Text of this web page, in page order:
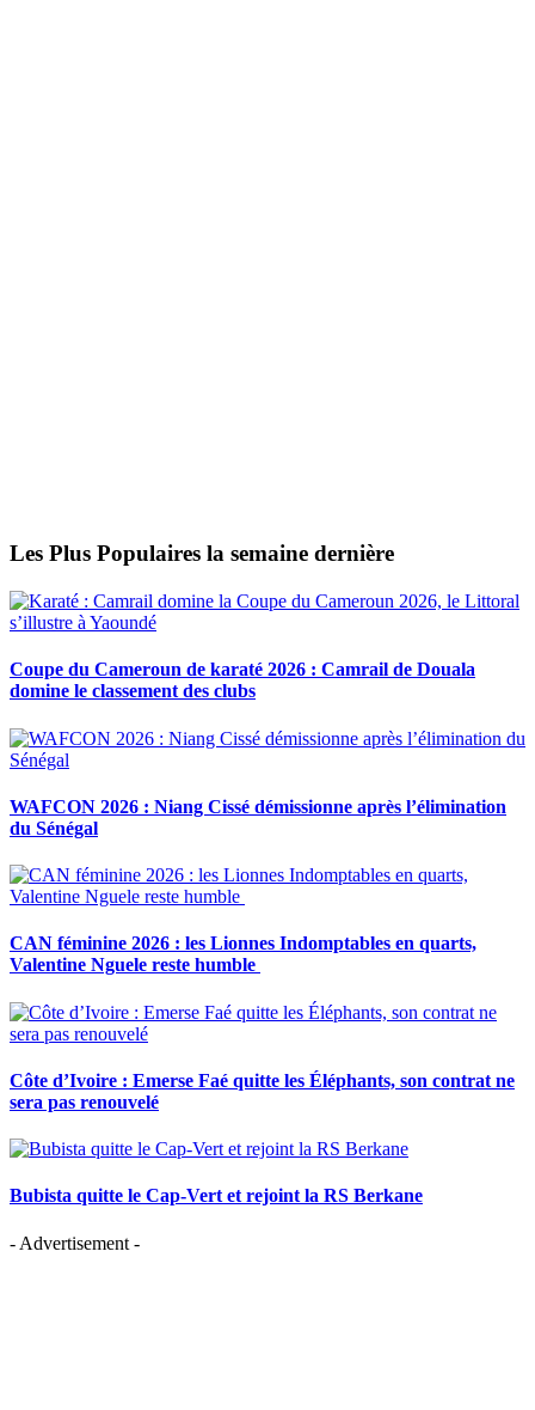
Les Plus Populaires la semaine dernière
Coupe du Cameroun de karaté 2026 : Camrail de Douala
domine le classement des clubs
WAFCON 2026 : Niang Cissé démissionne après l’élimination
du Sénégal
CAN féminine 2026 : les Lionnes Indomptables en quarts,
Valentine Nguele reste humble
Côte d’Ivoire : Emerse Faé quitte les Éléphants, son contrat ne
sera pas renouvelé
Bubista quitte le Cap-Vert et rejoint la RS Berkane
- Advertisement -